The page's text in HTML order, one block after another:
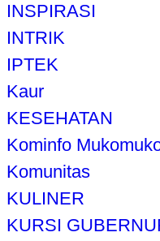
INSPIRASI
INTRIK
IPTEK
Kaur
KESEHATAN
Kominfo
Komunitas
KULINER
KURSI